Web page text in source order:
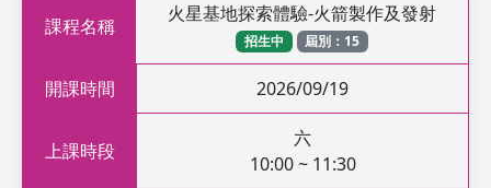
課程名稱
火星基地探索體驗-火箭製作及發射
招生中 屆別：15
開課時間 2026/09/19
上課時段
六
10:00 ~ 11:30